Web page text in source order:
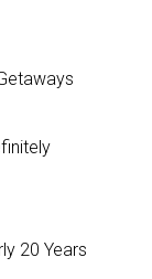
20 Years